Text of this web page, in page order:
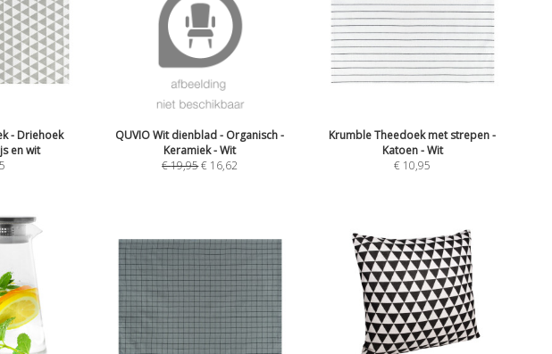
- Driehoek
en wit
QUVIO Wit dienblad - Organisch -
Keramiek - Wit
€19,95€ 16,62
Krumble Theedoek met strepen -
Katoen - Wit
€ 10,95